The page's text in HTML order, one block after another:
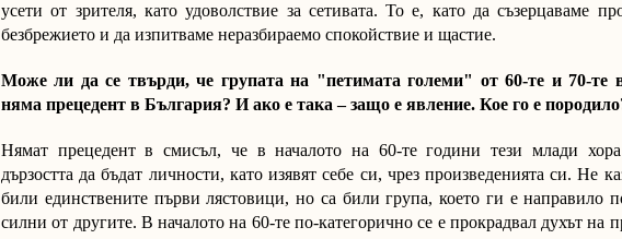
усети от зрителя, като удоволствие за сетивата. То е, като да съзерцаваме
безбрежието и да изпитваме неразбираемо спокойствие и щастие.
Може ли да се твърди, че групата на "петимата големи" от 60-те и 70-те
няма прецедент в България? И ако е така – защо е явление. Кое го е
Нямат прецедент в смисъл, че в началото на 60-те години тези млади
дързостта да бъдат личности, като изявят себе си, чрез произведенията си. Не
били единствените първи лястовици, но са били група, което ги е направило
силни от другите. В началото на 60-те по-категорично се е прокрадвал духът на